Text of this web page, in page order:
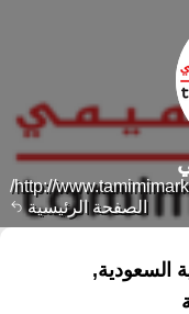
الصفحة الرئيسية
http://